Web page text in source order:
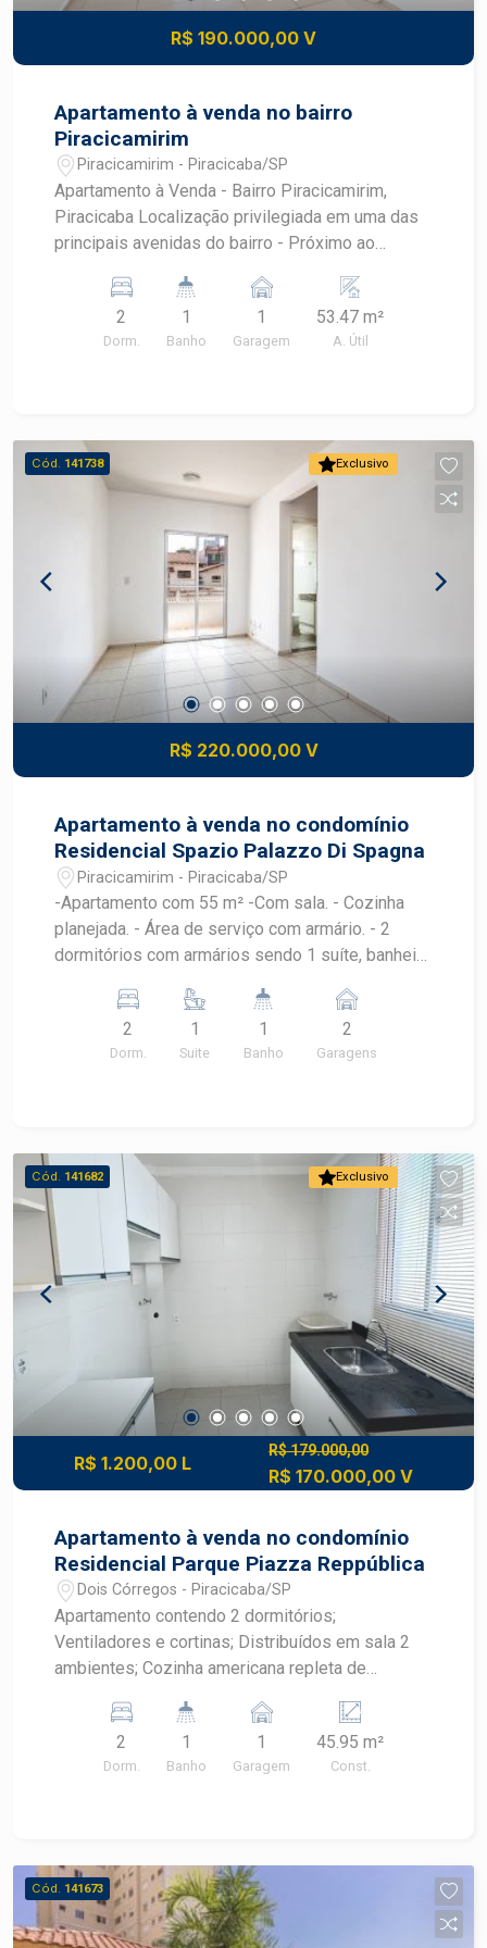
R$ 190.000,00 V
Apartamento à venda no bairro
Piracicamirim
Piracicamirim - Piracicaba/SP
Apartamento à Venda - Bairro Piracicamirim,
Piracicaba Localização privilegiada em uma das
principais avenidas do bairro - Próximo ao
acesso à Av. Independência e ao Centro da
Spagna oferece: - Playground - Campo de futebol
- Piscina - Salão de jogos - Churrasqueira - Salão
venha conhecer!
2
Dorm.
1
Banho
1
Garagem
53.47 m²
A. Útil
Exclusivo
Cód. 141738
R$ 220.000,00 V
Apartamento à venda no condomínio
Residencial Spazio Palazzo Di Spagna
Piracicamirim - Piracicaba/SP
-Apartamento com 55 m² -Com sala. - Cozinha
planejada. - Área de serviço com armário. - 2
dormitórios com armários sendo 1 suíte, banheiro
salão de festas, salão de jogos e piscina.
2
Dorm.
1
Suite
1
Banho
2
Garagens
Exclusivo
Cód. 141682
R$ 1.200,00 L
R$ 179.000,00
R$ 170.000,00 V
Apartamento à venda no condomínio
Residencial Parque Piazza Reppública
Dois Córregos - Piracicaba/SP
Apartamento contendo 2 dormitórios;
Ventiladores e cortinas; Distribuídos em sala 2
ambientes; Cozinha americana repleta de
com gabinete e box em vidro temperado.
Condomínio conta com portaria 24 horas, área
gourmet e playground. 1 Vaga coberta Aceita
2
Dorm.
1
Banho
1
Garagem
45.95 m²
Const.
Cód. 141673